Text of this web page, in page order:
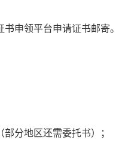
申领平台申请证书邮寄。
分地区还需委托书）；